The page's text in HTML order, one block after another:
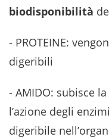
biodisponibilità
- PROTEINE:
digeribili
- AMIDO: subisce
l’azione degli
digeribile